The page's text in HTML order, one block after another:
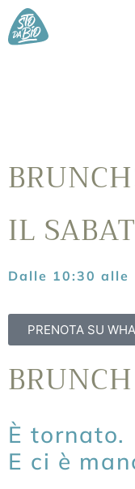
IL
Dalle 10:30 alle
PRENOTA SU
È tornato.
E ci è